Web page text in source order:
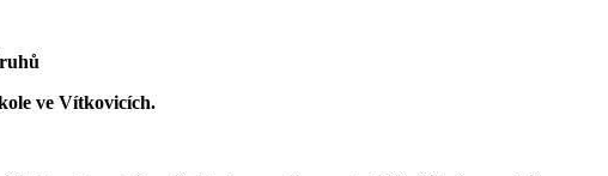
ve Vítkovicích.